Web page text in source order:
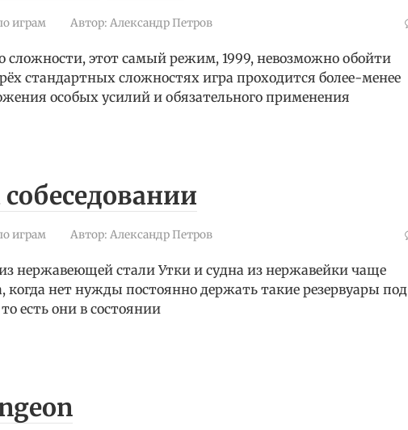
играм Автор: Александр Петров
сложности, этот самый режим, 1999, невозможно обойти
стандартных сложностях игра проходится более-менее
особых усилий и обязательного применения
играм Автор: Александр Петров
нержавеющей стали Утки и судна из нержавейки чаще
когда нет нужды постоянно держать такие резервуары под
есть они в состоянии